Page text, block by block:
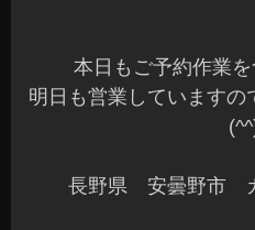
本日もご予約作業
明日も営業していますの
長野県 安曇野市